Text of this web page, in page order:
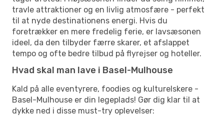
travle attraktioner og en livlig atmosfære - perfekt
til at nyde destinationens energi. Hvis du
foretrækker en mere fredelig ferie, er lavsæsonen
ideel, da den tilbyder færre skarer, et afslappet
tempo og ofte bedre tilbud på flyrejser og hoteller.
Hvad skal man lave i Basel-Mulhouse
Kald på alle eventyrere, foodies og kulturelskere -
Basel-Mulhouse er din legeplads! Gør dig klar til at
dykke ned i disse must-try oplevelser: